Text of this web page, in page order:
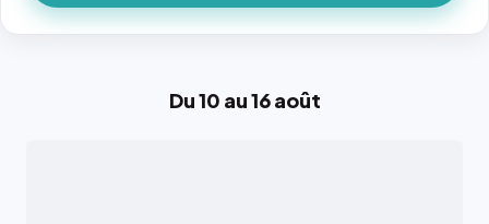
Du 10 au 16 août